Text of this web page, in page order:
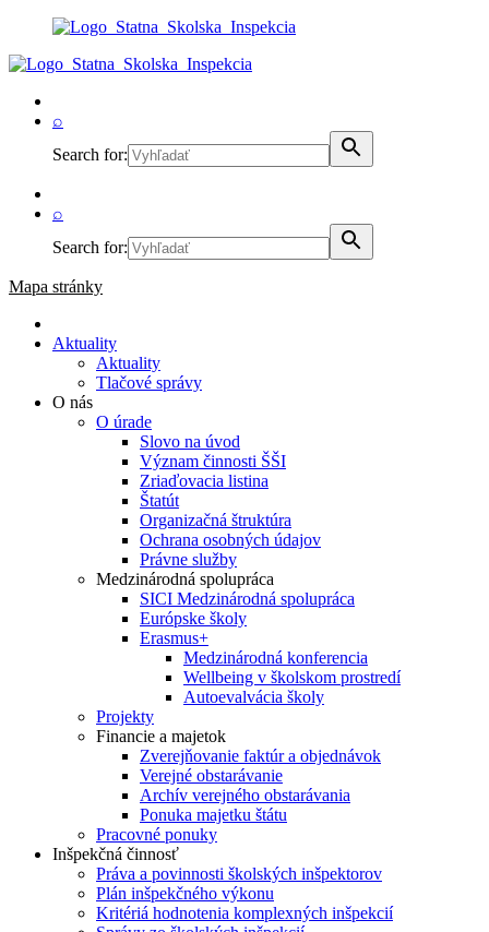
⌕
Search for:
⌕
Search for:
Mapa stránky
Aktuality
Aktuality
Tlačové správy
O nás
O úrade
Slovo na úvod
Význam činnosti ŠŠI
Zriaďovacia listina
Štatút
Organizačná štruktúra
Ochrana osobných údajov
Právne služby
Medzinárodná spolupráca
SICI Medzinárodná spolupráca
Európske školy
Erasmus+
Medzinárodná konferencia
Wellbeing v školskom prostredí
Autoevalvácia školy
Projekty
Financie a majetok
Zverejňovanie faktúr a objednávok
Verejné obstarávanie
Archív verejného obstarávania
Ponuka majetku štátu
Pracovné ponuky
Inšpekčná činnosť
Práva a povinnosti školských inšpektorov
Plán inšpekčného výkonu
Kritériá hodnotenia komplexných inšpekcií